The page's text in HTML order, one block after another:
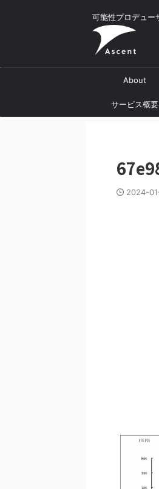
可能性プロデュー
About
サービス概要
2024-